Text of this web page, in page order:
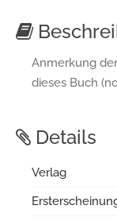
Anmerkung
dieses Buch
Details
Verlag